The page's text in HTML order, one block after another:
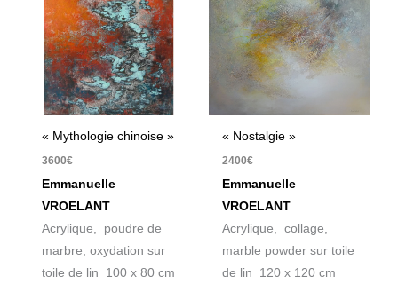
« Mythologie chinoise »
3600€
Emmanuelle
VROELANT
Acrylique, poudre de
marbre, oxydation sur
toile de lin 100 x 80 cm
« Nostalgie »
2400€
Emmanuelle
VROELANT
Acrylique, collage,
marble powder sur toile
de lin 120 x 120 cm